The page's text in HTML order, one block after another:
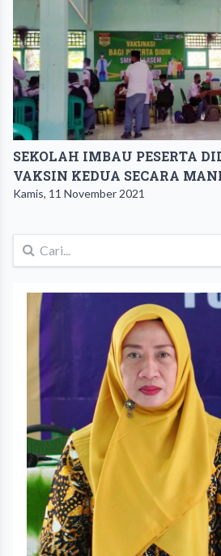
SEKOLAH IMBAU PESERTA
VAKSIN KEDUA SECARA
Kamis, 11 November 2021